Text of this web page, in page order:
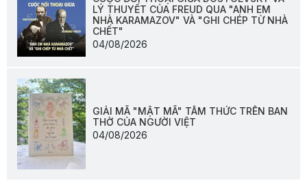
LÝ THUYẾT CỦA FREUD QUA "ANH EM
NHÀ KARAMAZOV" VÀ "GHI CHÉP TỪ NHÀ
CHẾT"
04/08/2026
GIẢI MÃ "MẬT MÃ" TÂM THỨC TRÊN BAN
THỜ CỦA NGƯỜI VIỆT
04/08/2026